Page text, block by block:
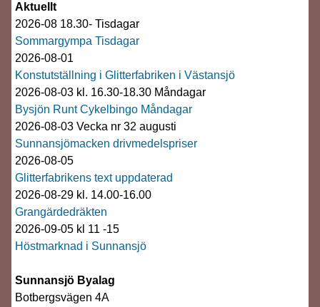
Aktuellt
2026-08 18.30- Tisdagar
Sommargympa Tisdagar
2026-08-01
Konstutställning i Glitterfabriken i Västansjö
2026-08-03 kl. 16.30-18.30 Måndagar
Bysjön Runt Cykelbingo Måndagar
2026-08-03 Vecka nr 32 augusti
Sunnansjömacken drivmedelspriser
2026-08-05
Glitterfabrikens text uppdaterad
2026-08-29 kl. 14.00-16.00
Grangärdedräkten
2026-09-05 kl 11 -15
Höstmarknad i Sunnansjö
Sunnansjö Byalag
Botbergsvägen 4A